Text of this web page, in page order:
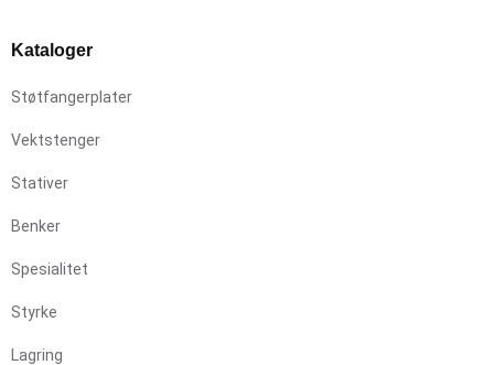
Kataloger
Støtfangerplater
Vektstenger
Stativer
Benker
Spesialitet
Styrke
Lagring